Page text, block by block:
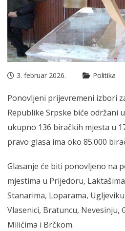
3. februar 2026. Politika
Ponovljeni prijevremeni izbori
Republike Srpske biće održani
ukupno 136 biračkih mjesta u
pravo glasa ima oko 85.000
Glasanje će biti ponovljeno na
mjestima u Prijedoru,
Stanarima, Loparama,
Vlasenici, Bratuncu, Nevesinju,
Milićima i Brčkom.